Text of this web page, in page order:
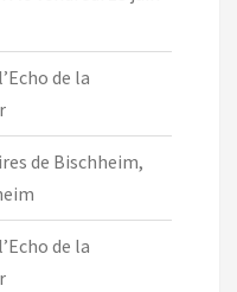
de la
de Bischheim,
de la